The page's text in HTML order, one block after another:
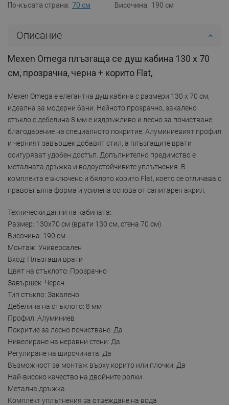
По-късата страна: 70 см Височина: 190 см
Описание
Mexen Omega плъзгаща се душ кабина 130 x 70
см, прозрачна, черна + корито Flat,
Mexen Omega е елегантна душ кабина с размери 130 x 70 см,
идеална за модерни бани. Нейното прозрачно, закалено
стъкло с дебелина 8 мм е издръжливо и лесно за почистване
благодарение на специалното покритие. Алуминиевият профил
и черният завършек добавят стил, а плъзгащите врати
осигуряват удобен достъп. Допълнително предимство е
металната дръжка и водоустойчивите уплътнения. В
комплекта е включено и бялото корито Flat, което се отличава с
правоъгълна форма и усилена основа от санитарен акрил.
Технически данни на кабината:
Размер: 130x70 см (врати 130 см, стена 70 см)
Височина: 190 см
Монтаж: Универсален
Вход: Плъзгащи врати
Цвят на стъклото: Прозрачно
Завършек: Черен
Тип стъкло: Закалено
Дебелина на стъклото: 8 мм
Профил: Алуминиев
Покритие за лесно почистване: Да
Нивелиране на неравни стени: Да
Регулиране на широчината: Да
Възможност за монтаж върху корито или плочки: Да
Най-високо качество на двойните ролки
Метална дръжка
Комплект уплътнения за отвеждане на вода